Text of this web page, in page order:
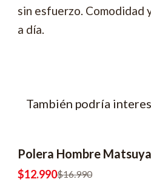
sin esfuerzo. Comodidad
a día.
También podría
Polera Hombre
$12.990$16.990